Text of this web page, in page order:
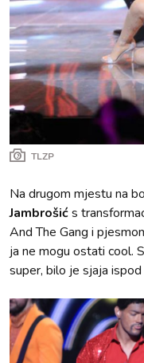
TLZP
Na drugom mjestu na
Jambrošićs
And The Gang i
ja ne mogu ostati cool.
super, bilo je sjaja